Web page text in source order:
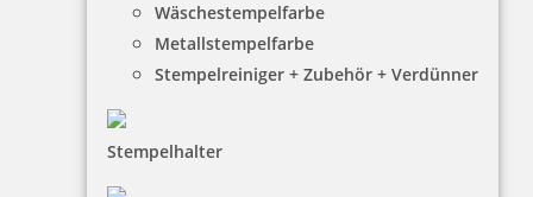
Wäschestempelfarbe
Metallstempelfarbe
Stempelreiniger + Zubehör + Verdünner
Stempelhalter